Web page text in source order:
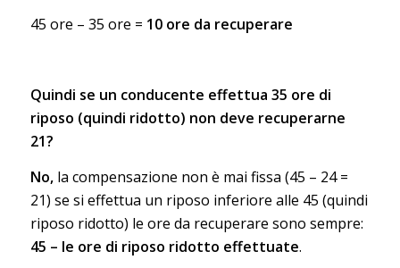
45 ore – 35 ore = 10 ore da recuperare
Quindi se un conducente effettua 35 ore di
riposo (quindi ridotto) non deve recuperarne
21?
No,la compensazione non è mai fissa (45 – 24 =
21) se si effettua un riposo inferiore alle 45 (quindi
riposo ridotto) le ore da recuperare sono sempre:
45 – le ore di riposo ridotto effettuate.